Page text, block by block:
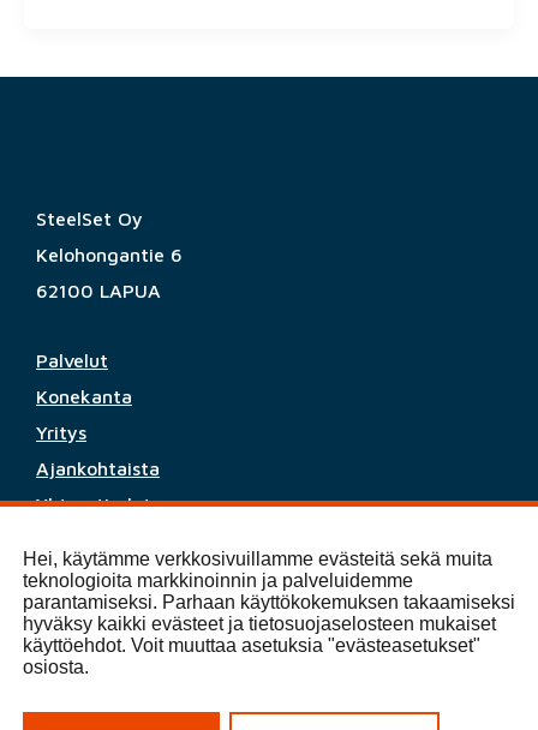
SteelSet Oy
Kelohongantie 6
62100 LAPUA
Palvelut
Konekanta
Yritys
Ajankohtaista
Yhteystiedot
(C) 2025 SteelSet Oy
Tietosuoja ja evästeet
Hei, käytämme verkkosivuillamme evästeitä sekä muita
teknologioita markkinoinnin ja palveluidemme
parantamiseksi. Parhaan käyttökokemuksen takaamiseksi
hyväksy kaikki evästeet ja tietosuojaselosteen mukaiset
käyttöehdot. Voit muuttaa asetuksia "evästeasetukset"
osiosta.